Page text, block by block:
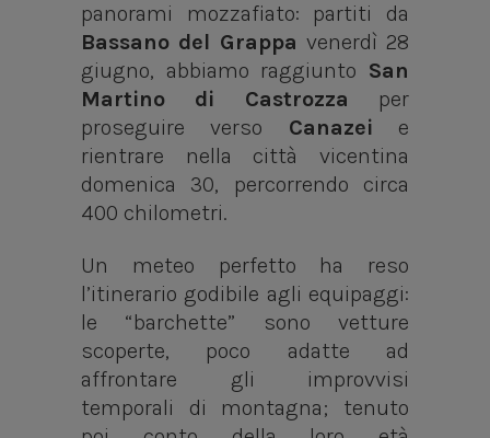
panorami mozzafiato: partiti da
Bassano del Grappa venerdì 28
giugno, abbiamo raggiunto San
Martino di Castrozza per
proseguire verso Canazei e
rientrare nella città vicentina
domenica 30, percorrendo circa
400 chilometri.
Un meteo perfetto ha reso
l’itinerario godibile agli equipaggi:
le “barchette” sono vetture
scoperte, poco adatte ad
affrontare gli improvvisi
temporali di montagna; tenuto